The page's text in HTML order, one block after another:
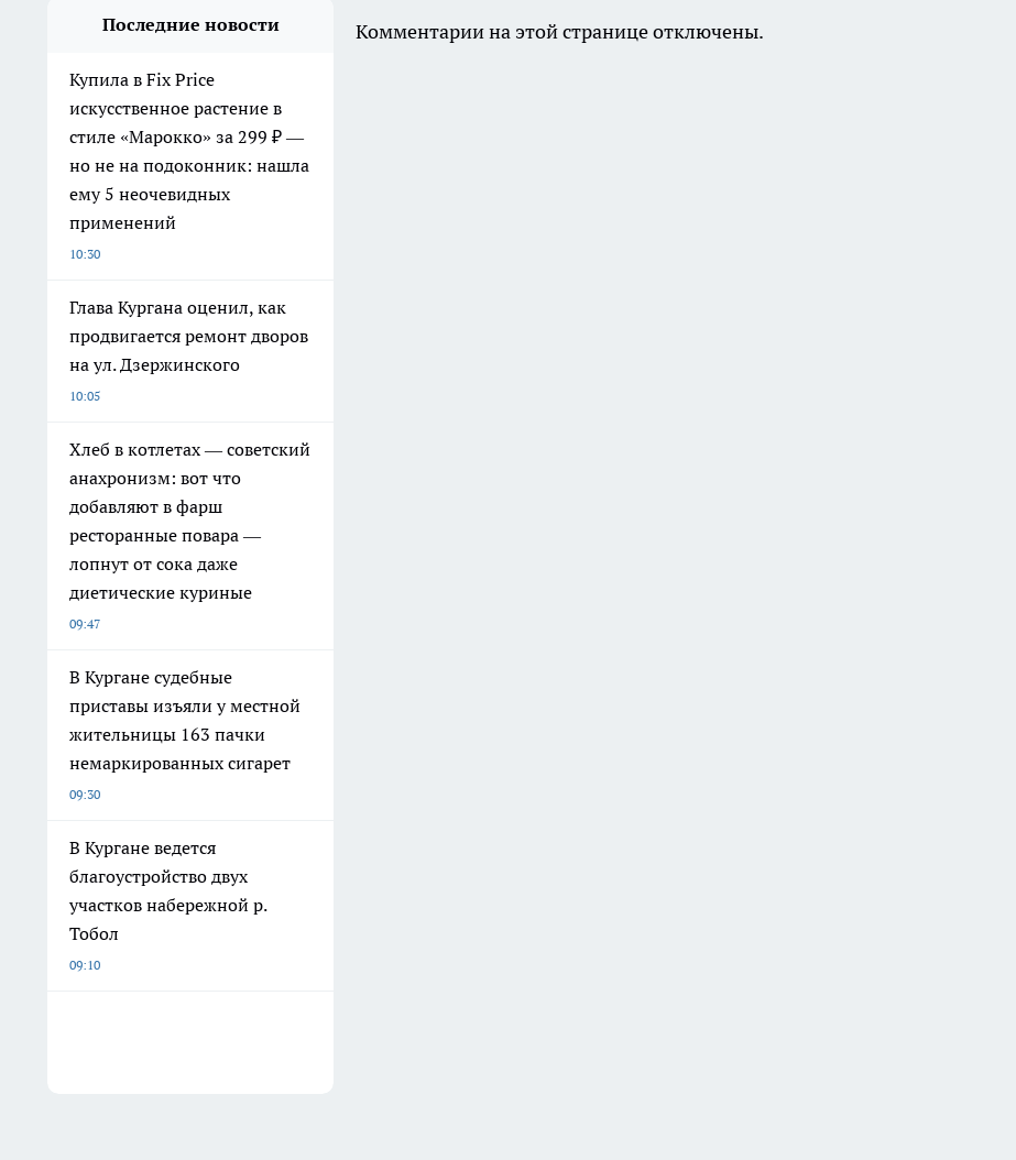
Последние новости
Купила в Fix Price
искусственное растение в
стиле «Марокко» за 299 ₽ —
но не на подоконник: нашла
ему 5 неочевидных
применений
10:30
Глава Кургана оценил, как
продвигается ремонт дворов
на ул. Дзержинского
10:05
Хлеб в котлетах — советский
анахронизм: вот что
добавляют в фарш
ресторанные повара —
лопнут от сока даже
диетические куриные
09:47
В Кургане судебные
приставы изъяли у местной
жительницы 163 пачки
немаркированных сигарет
09:30
В Кургане ведется
благоустройство двух
участков набережной р.
Тобол
09:10
Комментарии на этой странице отключены.